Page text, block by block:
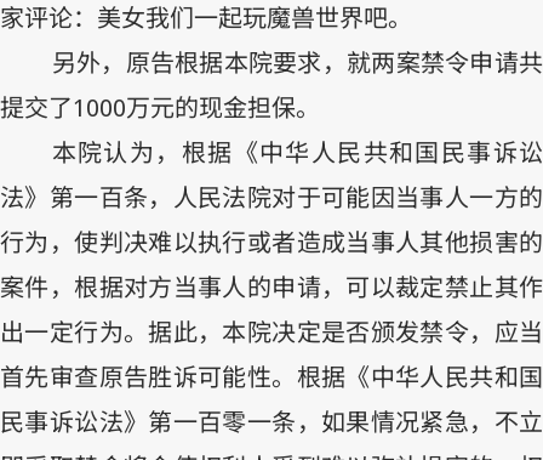
家评论：美女我们一起玩魔兽世界吧。
另外，原告根据本院要求，就两案禁令申请共
提交了1000万元的现金担保。
本院认为，根据《中华人民共和国民事诉讼
法》第一百条，人民法院对于可能因当事人一方的
行为，使判决难以执行或者造成当事人其他损害的
案件，根据对方当事人的申请，可以裁定禁止其作
出一定行为。据此，本院决定是否颁发禁令，应当
首先审查原告胜诉可能性。根据《中华人民共和国
民事诉讼法》第一百零一条，如果情况紧急，不立